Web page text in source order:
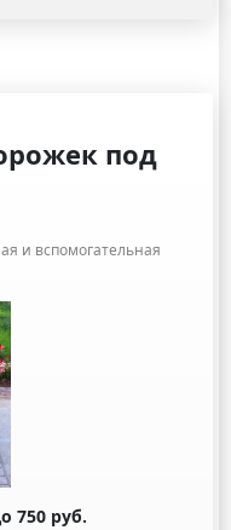
под
и вспомогательная
750 руб.